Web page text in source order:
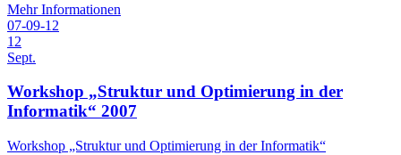
Mehr Informationen
07-09-12
12
Sept.
Workshop „Struktur und Optimierung in der
Informatik“ 2007
Workshop „Struktur und Optimierung in der Informatik“